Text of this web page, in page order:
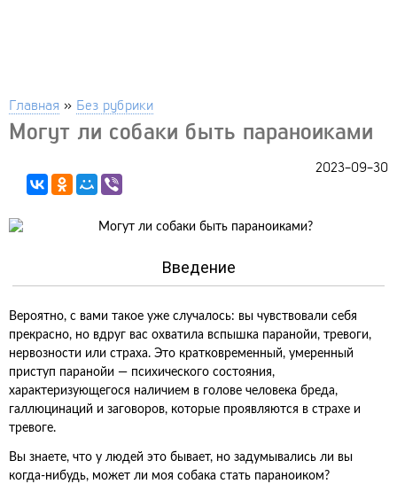
Главная » Без рубрики
Могут ли собаки быть параноиками
2023-09-30
Введение
Вероятно, с вами такое уже случалось: вы чувствовали себя
прекрасно, но вдруг вас охватила вспышка паранойи, тревоги,
нервозности или страха. Это кратковременный, умеренный
приступ паранойи — психического состояния,
характеризующегося наличием в голове человека бреда,
галлюцинаций и заговоров, которые проявляются в страхе и
тревоге.
Вы знаете, что у людей это бывает, но задумывались ли вы
когда-нибудь, может ли моя собака стать параноиком?